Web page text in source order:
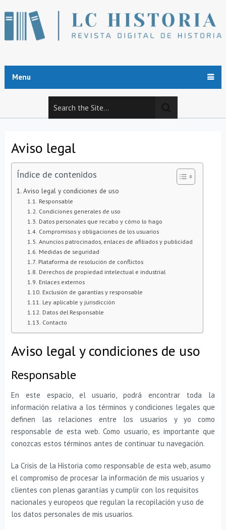
Menu
Aviso legal
Índice de contenidos
Aviso legal y condiciones de uso
Responsable
Condiciones generales de uso
Datos personales que recabo y cómo lo hago
Compromisos y obligaciones de los usuarios
Anuncios patrocinados, enlaces de afiliados y publicidad
Medidas de seguridad
Plataforma de resolución de conflictos
Derechos de propiedad intelectual e industrial
Enlaces externos
Exclusión de garantías y responsable
Ley aplicable y jurisdicción
Datos del Responsable
Contacto
Aviso legal y condiciones de uso
Responsable
En este espacio, el usuario, podrá encontrar toda la
información relativa a los términos y condiciones legales que
definen las relaciones entre los usuarios y yo como
responsable de esta web. Como usuario, es importante que
conozcas estos términos antes de continuar tu navegación.
La Crisis de la Historia como responsable de esta web, asumo
el compromiso de procesar la información de mis usuarios y
clientes con plenas garantías y cumplir con los requisitos
nacionales y europeos que regulan la recopilación y uso de
los datos personales de mis usuarios.